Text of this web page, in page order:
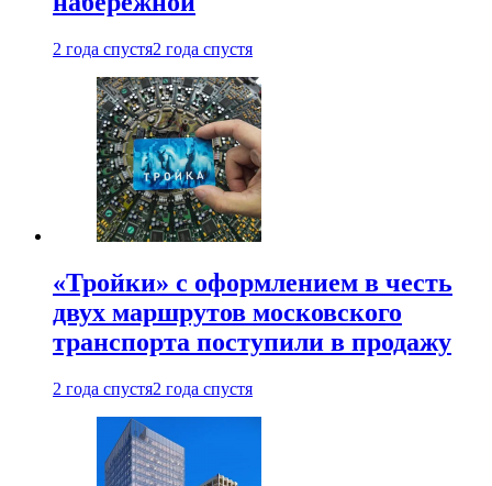
2 года спустя2 года спустя
«Тройки» с оформлением в честь
двух маршрутов московского
транспорта поступили в продажу
2 года спустя2 года спустя